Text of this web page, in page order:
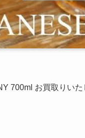
700ml お買取りいた